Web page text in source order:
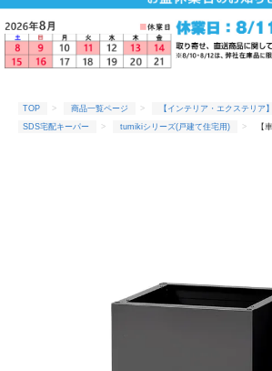
TOP 商品一覧ページ 【インテリア・エクステリア】
SDS宅配キーパー
tumikiシリーズ(戸建て住宅用)
【